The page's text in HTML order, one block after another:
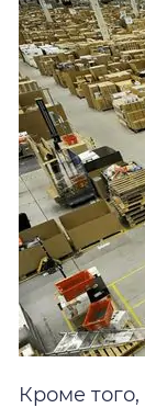
Кроме того,